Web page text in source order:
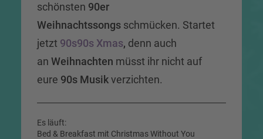
schönsten 90er
Weihnachtssongs schmücken. Startet
jetzt 90s90s Xmas, denn auch
an Weihnachten müsst ihr nicht auf
eure 90s Musikverzichten.
Es läuft:
Bed & Breakfast mit Christmas Without You